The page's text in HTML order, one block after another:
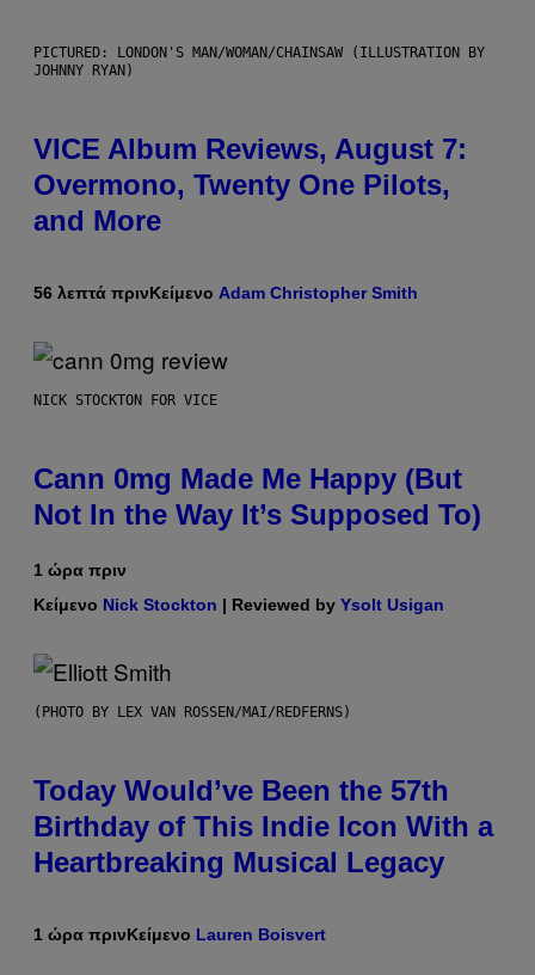
PICTURED: LONDON'S MAN/WOMAN/CHAINSAW (ILLUSTRATION BY
JOHNNY RYAN)
VICE Album Reviews, August 7:
Overmono, Twenty One Pilots,
and More
56 λεπτά πρινΚείμενο Adam Christopher Smith
NICK STOCKTON FOR VICE
Cann 0mg Made Me Happy (But
Not In the Way It’s Supposed To)
1 ώρα πριν
Κείμενο Nick Stockton | Reviewed by Ysolt Usigan
(PHOTO BY LEX VAN ROSSEN/MAI/REDFERNS)
Today Would’ve Been the 57th
Birthday of This Indie Icon With a
Heartbreaking Musical Legacy
1 ώρα πρινΚείμενο Lauren Boisvert